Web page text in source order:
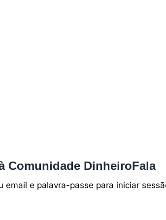
Comunidade DinheiroFala
email e palavra-passe para iniciar